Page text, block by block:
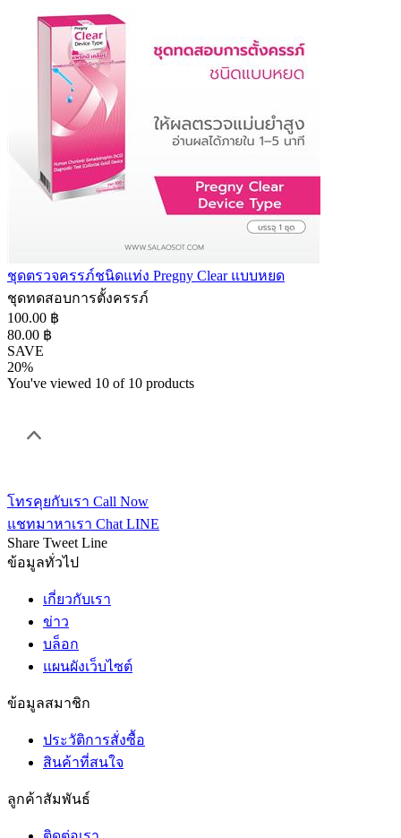
ชุดตรวจครรภ์ชนิดแท่ง Pregny Clear แบบหยด
ชุดทดสอบการตั้งครรภ์
100.00 ฿
80.00 ฿
SAVE
20%
You've viewed 10 of 10 products
โทรคุยกับเรา Call Now
แชทมาหาเรา Chat LINE
Share Tweet Line
ข้อมูลทั่วไป
เกี่ยวกับเรา
ข่าว
บล็อก
แผนผังเว็บไซต์
ข้อมูลสมาชิก
ประวัติการสั่งซื้อ
สินค้าที่สนใจ
ลูกค้าสัมพันธ์